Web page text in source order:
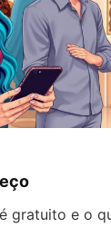
gratuito e o